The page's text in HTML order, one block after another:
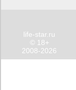
life-star.ru
© 18+
2008-2026